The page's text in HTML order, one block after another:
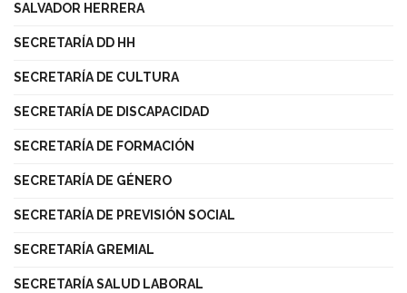
SALVADOR HERRERA
SECRETARÍA DD HH
SECRETARÍA DE CULTURA
SECRETARÍA DE DISCAPACIDAD
SECRETARÍA DE FORMACIÓN
SECRETARÍA DE GÉNERO
SECRETARÍA DE PREVISIÓN SOCIAL
SECRETARÍA GREMIAL
SECRETARÍA SALUD LABORAL